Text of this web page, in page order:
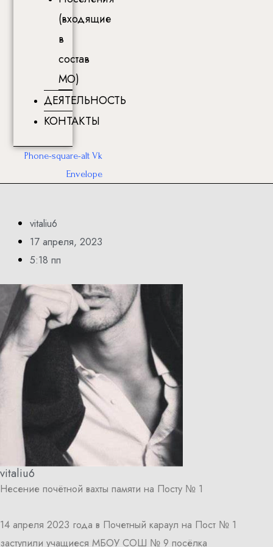
(входящие
в
состав
МО)
ДЕЯТЕЛЬНОСТЬ
КОНТАКТЫ
Phone-square-alt Vk
Envelope
vitaliu6
17 апреля, 2023
5:18 пп
vitaliu6
Несение почётной вахты памяти на Посту № 1
14 апреля 2023 года в Почетный караул на Пост № 1
заступили учащиеся МБОУ СОШ № 9 посёлка